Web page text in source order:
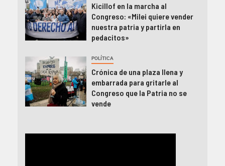
Kicillof en la marcha al
Congreso: «Milei quiere vender
nuestra patria y partirla en
pedacitos»
POLÍTICA
Crónica de una plaza llena y
embarrada para gritarle al
Congreso que la Patria no se
vende